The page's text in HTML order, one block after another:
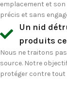
emplacement et
précis et sans
Un nid
produits
Nous ne traitons
source. Notre
protéger contre tout